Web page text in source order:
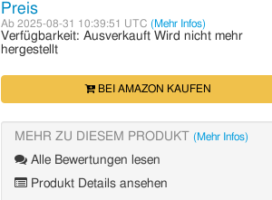
Preis
Ab 2025-08-31 10:39:51 UTC (Mehr Infos)
Verfügbarkeit: Ausverkauft Wird nicht mehr
hergestellt
BEI AMAZON KAUFEN
MEHR ZU DIESEM PRODUKT (Mehr Infos)
Alle Bewertungen lesen
Produkt Details ansehen